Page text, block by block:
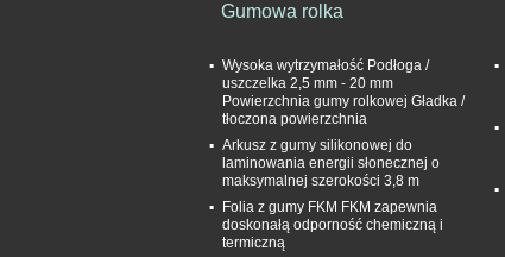
Gumowa rolka
Wysoka wytrzymałość Podłoga /
uszczelka 2,5 mm - 20 mm
Powierzchnia gumy rolkowej Gładka /
tłoczona powierzchnia
Arkusz z gumy silikonowej do
laminowania energii słonecznej o
maksymalnej szerokości 3,8 m
Folia z gumy FKM FKM zapewnia
doskonałą odporność chemiczną i
termiczną